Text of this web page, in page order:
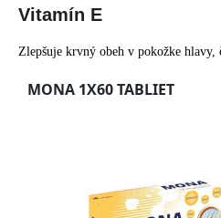
Vitamín E
Zlepšuje krvný obeh v pokožke hlavy,